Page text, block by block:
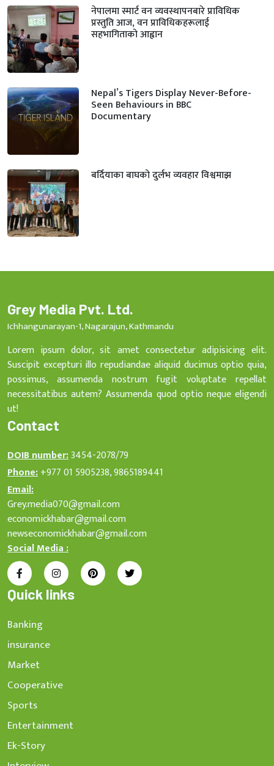
नेपालमा स्मार्ट वन व्यवस्थापनबारे प्राविधिक
प्रस्तुति आज, वन प्राविधिकहरूलाई
सहभागिताको आह्वान
Nepal’s Tigers Display Never-Before-
Seen Behaviours in BBC
Documentary
बर्दियाका बाघको दुर्लभ व्यवहार विश्वमाझ
Grey Media Pvt. Ltd.
Ichhangunarayan-1, Nagarajun, Kathmandu
Lorem ipsum dolor, sit amet consectetur adipisicing elit.
Suscipit excepturi illo repudiandae aliquid ducimus optio quia,
possimus, assumenda nostrum fugit voluptate repellat
necessitatibus autem? Assumenda quod optio neque eligendi
ut!
Contact
DOIB number:3454-2078/79
Phone:+977 01 5905238, 9865189441
Email:
Grey.media070@gmail.com
economickhabar@gmail.com
newseconomickhabar@gmail.com
Social Media :
Quick links
Banking
insurance
Market
Cooperative
Sports
Entertainment
Ek-Story